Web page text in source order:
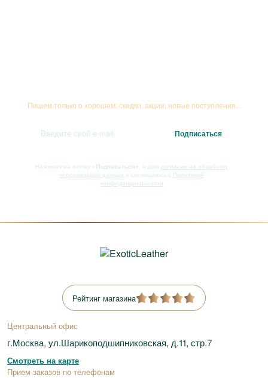
Пишем только о хорошем: скидки, акции, новые поступления...
Нажимая на кнопку «Подписаться» , я даю согласие на обработку
персональных данных и соглашаюсь с Политикой
конфиденциальности
Рейтинг магазина
Центральный офис
г.Москва, ул.Шарикоподшипниковская, д.11, стр.7
Смотреть на карте
Прием заказов по телефонам